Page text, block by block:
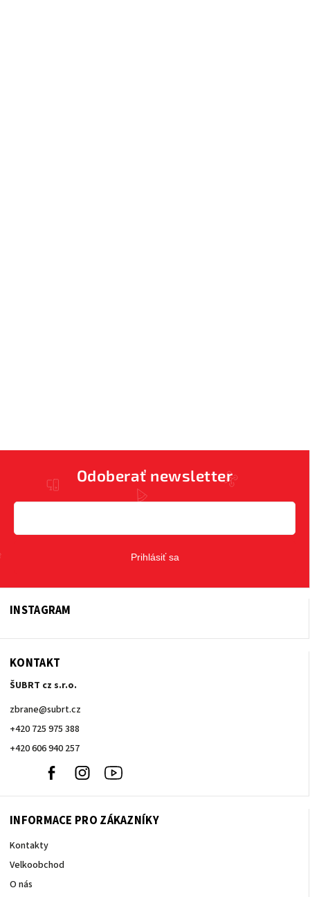
Odoberať newsletter
Prihlásiť sa
INSTAGRAM
KONTAKT
ŠUBRT cz s.r.o.
zbrane@subrt.cz
+420 725 975 388
+420 606 940 257
+420
940
Facebook Instagram
INFORMACE PRO ZÁKAZNÍKY
Kontakty
Velkoobchod
O nás